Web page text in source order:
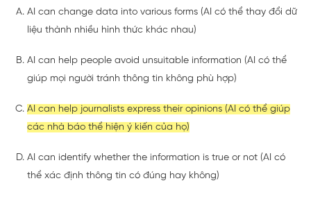
AI can change data into various forms (AI có thể thay đổi dữ
liệu thành nhiều hình thức khác nhau)
AI can help people avoid unsuitable information (AI có thể
giúp mọi người tránh thông tin không phù hợp)
AI can help journalists express their opinions (AI có thể giúp
các nhà báo thể hiện ý kiến của họ)
AI can identify whether the information is true or not (AI có
thể xác định thông tin có đúng hay không)